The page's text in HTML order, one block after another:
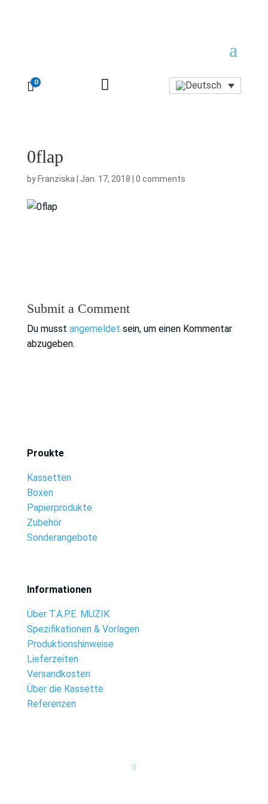
0 
0flap
by Franziska Jan. 17, 2018 0 comments
Submit a Comment
Du musst angemeldet sein, um einen Kommentar
abzugeben.
Proukte
Kassetten
Boxen
Papierprodukte
Zubehör
Sonderangebote
Informationen
Über T.A.P.E. MUZIK
Spezifikationen & Vorlagen
Produktionshinweise
Lieferzeiten
Versandkosten
Über die Kassette
Referenzen
